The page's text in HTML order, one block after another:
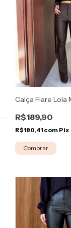
Calça Flare Lola
R$189,90
R$180,41 com Pix
Comprar